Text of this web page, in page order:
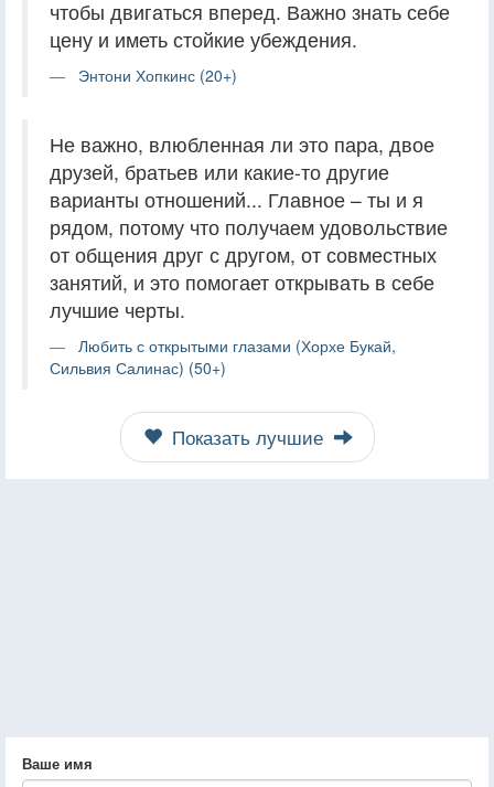
чтобы двигаться вперед. Важно знать себе
цену и иметь стойкие убеждения.
Энтони Хопкинс (20+)
Не важно, влюбленная ли это пара, двое
друзей, братьев или какие-то другие
варианты отношений... Главное – ты и я
рядом, потому что получаем удовольствие
от общения друг с другом, от совместных
занятий, и это помогает открывать в себе
лучшие черты.
Любить с открытыми глазами (Хорхе Букай,
Сильвия Салинас) (50+)
Показать лучшие
Ваше имя